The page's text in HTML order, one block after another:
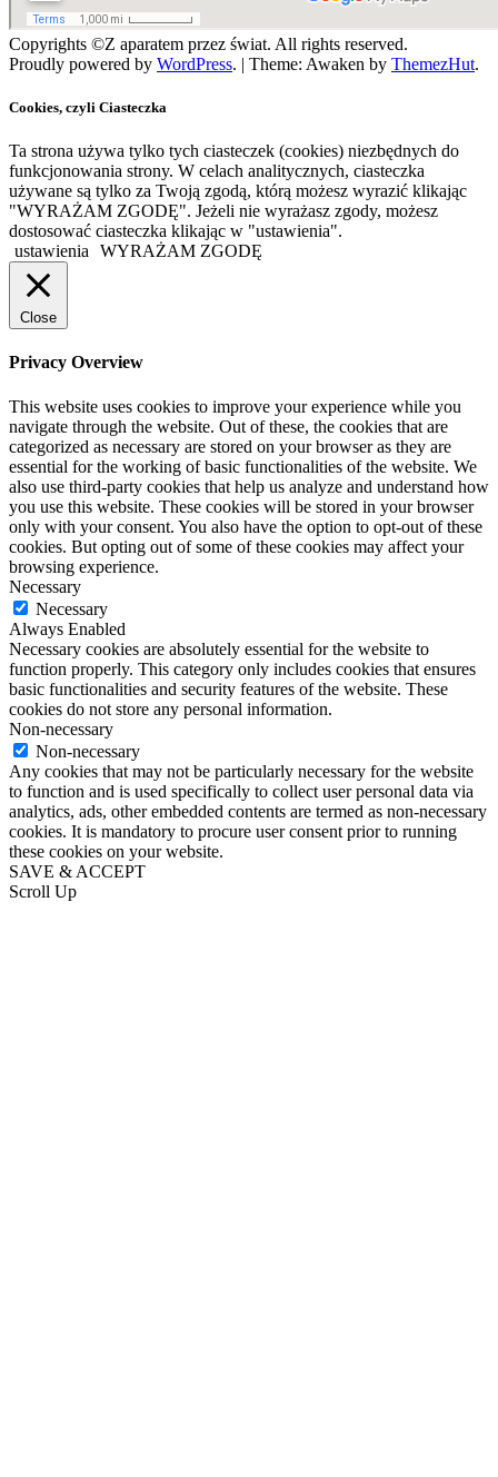
Copyrights ©Z aparatem przez świat. All rights reserved.
Proudly powered by WordPress. | Theme: Awaken by ThemezHut.
Cookies, czyli Ciasteczka
Ta strona używa tylko tych ciasteczek (cookies) niezbędnych do
funkcjonowania strony. W celach analitycznych, ciasteczka
używane są tylko za Twoją zgodą, którą możesz wyrazić klikając
"WYRAŻAM ZGODĘ". Jeżeli nie wyrażasz zgody, możesz
dostosować ciasteczka klikając w "ustawienia".
ustawienia
WYRAŻAM ZGODĘ
Close
Privacy Overview
This website uses cookies to improve your experience while you
navigate through the website. Out of these, the cookies that are
categorized as necessary are stored on your browser as they are
essential for the working of basic functionalities of the website. We
also use third-party cookies that help us analyze and understand how
you use this website. These cookies will be stored in your browser
only with your consent. You also have the option to opt-out of these
cookies. But opting out of some of these cookies may affect your
browsing experience.
Necessary
Necessary
Always Enabled
Necessary cookies are absolutely essential for the website to
function properly. This category only includes cookies that ensures
basic functionalities and security features of the website. These
cookies do not store any personal information.
Non-necessary
Non-necessary
Any cookies that may not be particularly necessary for the website
to function and is used specifically to collect user personal data via
analytics, ads, other embedded contents are termed as non-necessary
cookies. It is mandatory to procure user consent prior to running
these cookies on your website.
SAVE & ACCEPT
Scroll Up